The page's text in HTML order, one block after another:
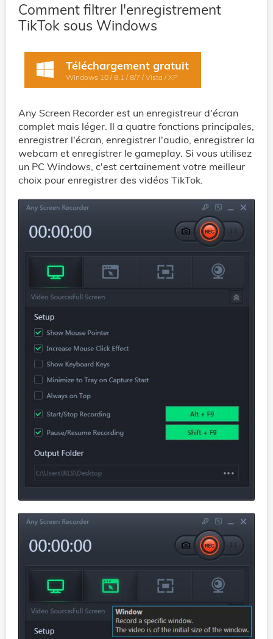
Comment filtrer l'enregistrement
TikTok sous Windows
Téléchargement gratuit
Windows 10 / 8.1 / 8/7 / Vista / XP
Any Screen Recorder est un enregistreur d'écran
complet mais léger. Il a quatre fonctions principales,
enregistrer l'écran, enregistrer l'audio, enregistrer la
webcam et enregistrer le gameplay. Si vous utilisez
un PC Windows, c'est certainement votre meilleur
choix pour enregistrer des vidéos TikTok.